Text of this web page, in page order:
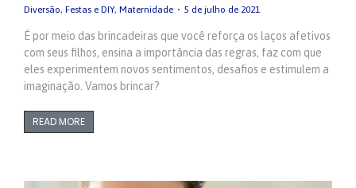
Diversão, Festas e DIY, Maternidade 5 de julho de 2021
É por meio das brincadeiras que você reforça os laços afetivos
com seus filhos, ensina a importância das regras, faz com que
eles experimentem novos sentimentos, desafios e estimulem a
imaginação. Vamos brincar?
READ MORE